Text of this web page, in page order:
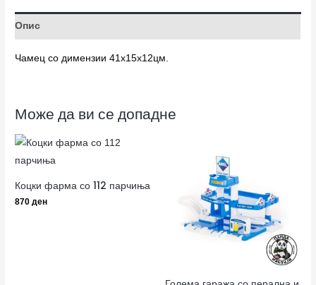
Опис
Чамец со димензии 41х15х12цм.
Може да ви се допадне
Коцки фарма со 112 парчиња
870ден